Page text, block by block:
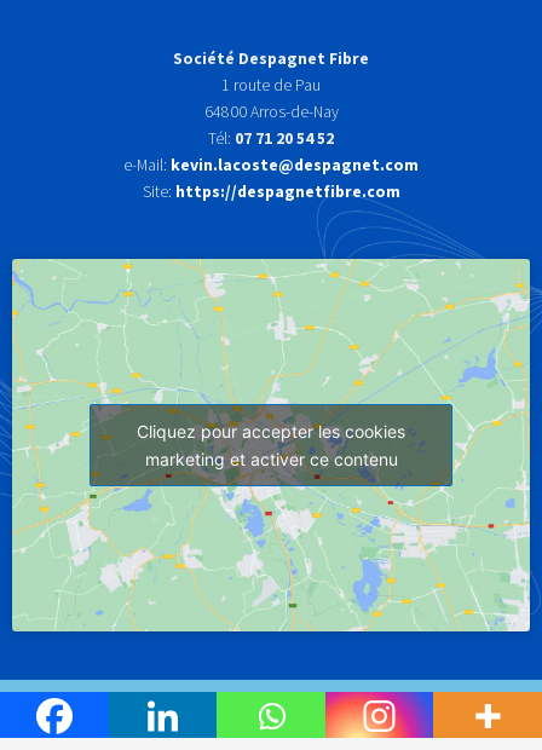
Société Despagnet Fibre
1 route de Pau
64800 Arros-de-Nay
Tél: 07 71 20 54 52
e-Mail: kevin.lacoste@despagnet.com
Site: https://despagnetfibre.com
Cliquez pour accepter les cookies
marketing et activer ce contenu